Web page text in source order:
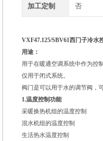
加工定制 否
VXF47.125/SBV61西门子冷水
用途：
用于在暖通空调系统中作为控
仅用于闭式系统。
阀门是可以用于水的调节阀，
1.温度控制功能
采暖换热机组的温度控制
混水机组的温度控制
生活热水温度控制